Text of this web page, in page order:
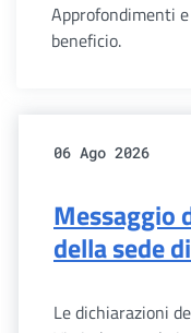
Approfondimenti
beneficio.
06 Ago 2026
Messaggio
della sede
Le dichiarazioni